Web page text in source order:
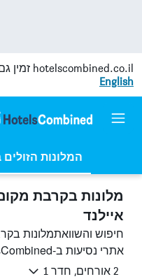
hotelscombined.co.il זמין
English
המלונות הזולים
איילנד
אתרי נסיעות ב-HotelsCombined.
2 אורחים, חדר 1